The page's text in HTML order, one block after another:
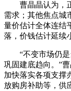
曹晶晶认为，正
需求；其他焦点城
量价估计全体连结
落，价钱估计延续
“不变市场仍是
巩固建底趋向。”
加快落实各项支撑
放购房补助等，供